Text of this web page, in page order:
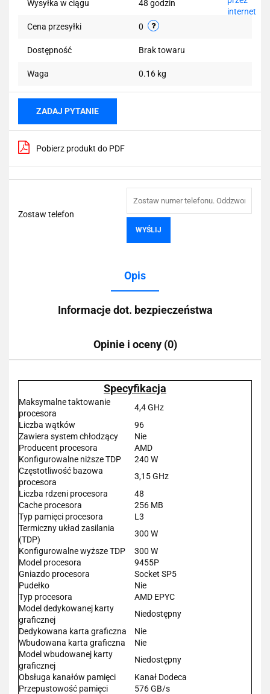
Wysyłka w ciągu 48 godzin
Cena przesyłki 0
Dostępność Brak towaru
Waga 0.16 kg
ZADAJ PYTANIE
Pobierz produkt do PDF
Zostaw telefon
WYŚLIJ
Opis
Informacje dot. bezpieczeństwa
Opinie i oceny (0)
Specyfikacja
Maksymalne taktowanie
procesora
4,4 GHz
Liczba wątków
96
Zawiera system chłodzący
Nie
Producent procesora
AMD
Konfigurowalne niższe TDP
240 W
Częstotliwość bazowa
procesora
3,15 GHz
Liczba rdzeni procesora
48
Cache procesora
256 MB
Typ pamięci procesora
L3
Termiczny układ zasilania
(TDP)
300 W
Konfigurowalne wyższe TDP
300 W
Model procesora
9455P
Gniazdo procesora
Socket SP5
Pudełko
Nie
Typ procesora
AMD EPYC
Model dedykowanej karty
graficznej
Niedostępny
Dedykowana karta graficzna
Nie
Wbudowana karta graficzna
Nie
Model wbudowanej karty
graficznej
Niedostępny
Obsługa kanałów pamięci
Kanał Dodeca
Przepustowość pamięci
576 GB/s